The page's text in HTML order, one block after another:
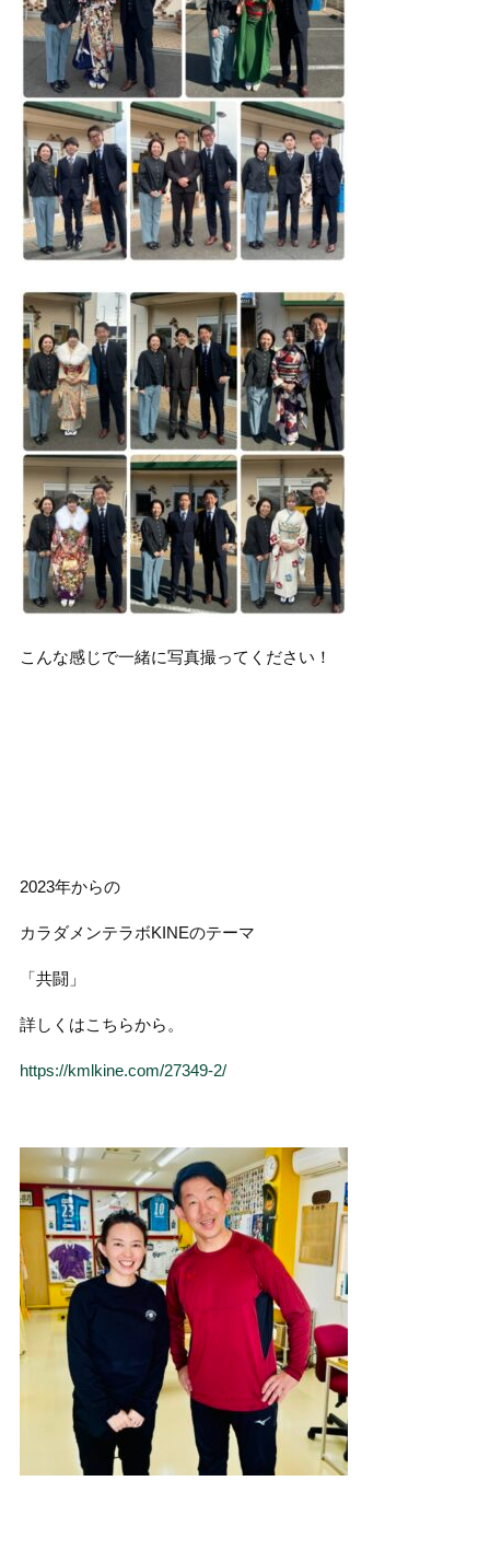
こんな感じで一緒に写真撮ってください！
2023年からの
カラダメンテラボKINEのテーマ
「共闘」
詳しくはこちらから。
https://kmlkine.com/27349-2/